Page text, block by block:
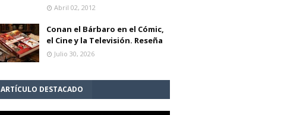
Abril 02, 2012
Conan el Bárbaro en el Cómic,
el Cine y la Televisión. Reseña
Julio 30, 2026
ARTÍCULO DESTACADO